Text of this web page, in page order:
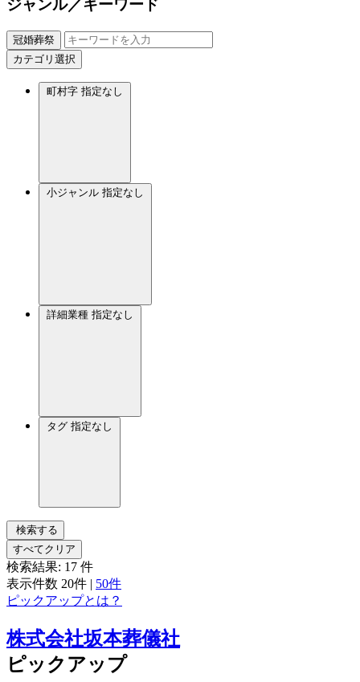
ジャンル／キーワード
冠婚葬祭
カテゴリ選択
町村字 指定なし
小ジャンル 指定なし
詳細業種 指定なし
タグ 指定なし
検索する
すべてクリア
検索結果: 17 件
表示件数 20件 | 50件
ピックアップとは？
株式会社坂本葬儀社
ピックアップ